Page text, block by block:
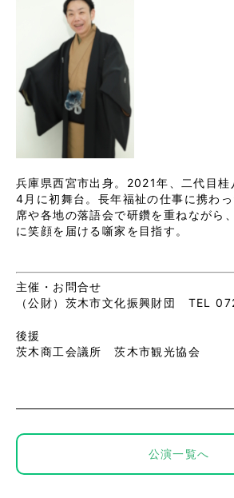
兵庫県西宮市出身。2021年、二代目桂
4月に初舞台。長年福祉の仕事に携わ
席や各地の落語会で研鑽を重ねながら
に笑顔を届ける噺家を目指す。
主催・お問合せ
（公財）茨木市文化振興財団 TEL
後援
茨木商工会議所 茨木市観光協会
公演一覧へ